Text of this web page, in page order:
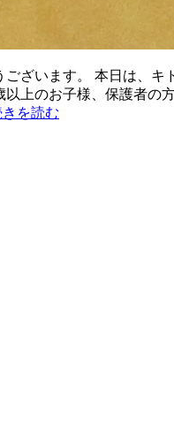
ざいます。 本日は、
上のお子様、保護者
きを読む